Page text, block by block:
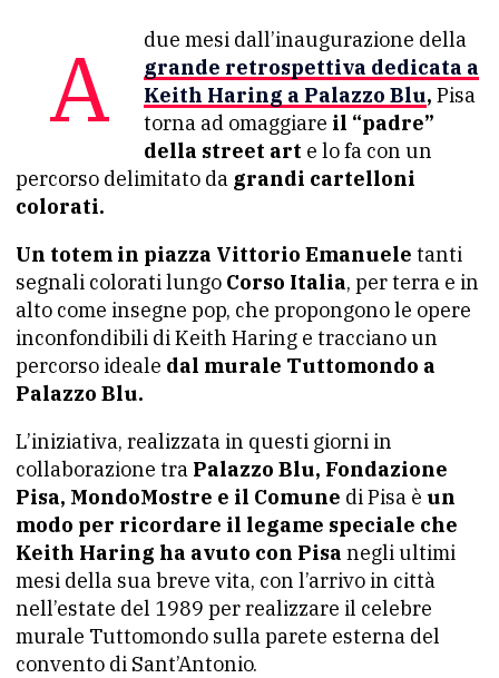
A due mesi dall’inaugurazione della
grande retrospettiva dedicata a
Keith Haring a Palazzo Blu, Pisa
torna ad omaggiare il “padre”
della street art e lo fa con un
percorso delimitato da grandi cartelloni
colorati.
Un totem in piazza Vittorio Emanuele tanti
segnali colorati lungo Corso Italia, per terra e in
alto come insegne pop, che propongono le opere
inconfondibili di Keith Haring e tracciano un
percorso ideale dal murale Tuttomondo a
Palazzo Blu.
L’iniziativa, realizzata in questi giorni in
collaborazione tra Palazzo Blu, Fondazione
Pisa, MondoMostre e il Comune di Pisa è un
modo per ricordare il legame speciale che
Keith Haring ha avuto con Pisa negli ultimi
mesi della sua breve vita, con l’arrivo in città
nell’estate del 1989 per realizzare il celebre
murale Tuttomondo sulla parete esterna del
convento di Sant’Antonio.